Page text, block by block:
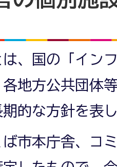
、国の「イン
地方公共団体
的な方針を表
市本庁舎、コ